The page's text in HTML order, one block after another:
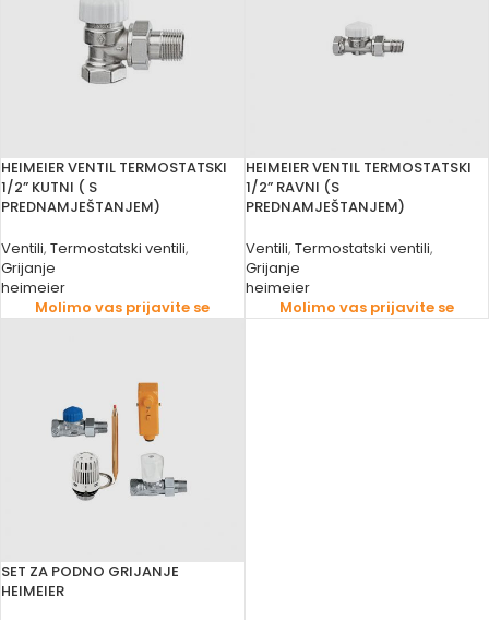
HEIMEIER VENTIL TERMOSTATSKI
1/2” KUTNI ( S
PREDNAMJEŠTANJEM)
Ventili, Termostatski ventili,
Grijanje
heimeier
Molimo vas prijavite se
HEIMEIER VENTIL TERMOSTATSKI
1/2” RAVNI (S
PREDNAMJEŠTANJEM)
Ventili, Termostatski ventili,
Grijanje
heimeier
Molimo vas prijavite se
SET ZA PODNO GRIJANJE
HEIMEIER